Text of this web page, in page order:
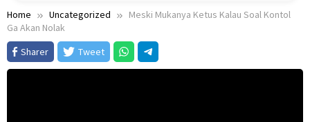
Home Uncategorized
Meski Mukanya Ketus Kalau Soal Kontol
Ga Akan Nolak
Sharer
Tweet